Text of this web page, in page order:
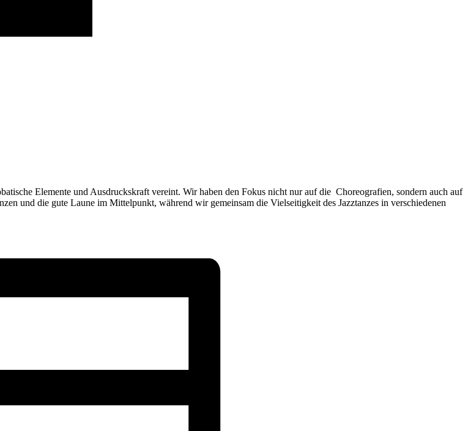
Elemente und Ausdruckskraft vereint. Wir haben den Fokus nicht nur auf die Choreografien, sondern auch auf
und die gute Laune im Mittelpunkt, während wir gemeinsam die Vielseitigkeit des Jazztanzes in verschiedenen